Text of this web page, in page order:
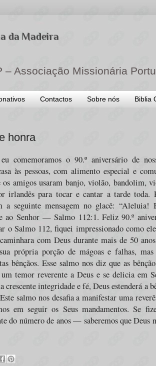
da Madeira
– Associação Missionária
Contactos Sobre nós Biblia
honra
comemoramos o 90.º aniversário de
às pessoas, com alimento especial e
amigos usaram banjo, violão, bandolim,
irlandês para tocar e cantar a tarde toda.
a seguinte mensagem no glacê: “Aleluia!
ao Senhor — Salmo 112:1. Feliz 90.º
o Salmo 112, fiquei impressionado como
com Deus durante mais de 50
própria porção de mágoas e falhas,
bênçãos. Esse salmo nos diz que as
temor reverente a Deus e se delicia em
crescente integridade e fé, Deus estenderá a
salmo nos desafia a manifestar uma
em seguir os Seus mandamentos. Se
do número de anos — saberemos que